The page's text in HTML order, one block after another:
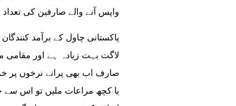
واپس آنے والے صارفین کی
لاگت بہت زیادہ ہے اور
صارف اب بھی پرانے نرخوں
یا کچھ مراعات ملیں تو اس سے